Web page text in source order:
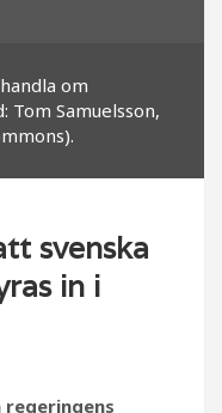
om
Tom Samuelsson,
svenska
in i
regeringens